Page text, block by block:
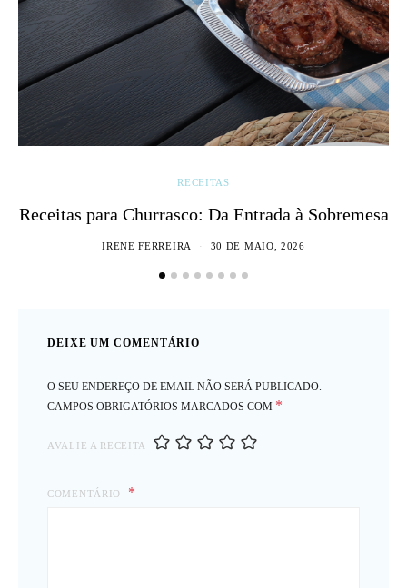
RECEITAS
Receitas para Churrasco: Da Entrada à Sobremesa
IRENE FERREIRA 30 DE MAIO, 2026
DEIXE UM COMENTÁRIO
O SEU ENDEREÇO DE EMAIL NÃO SERÁ PUBLICADO.
CAMPOS OBRIGATÓRIOS MARCADOS COM *
AVALIE A RECEITA
COMENTÁRIO